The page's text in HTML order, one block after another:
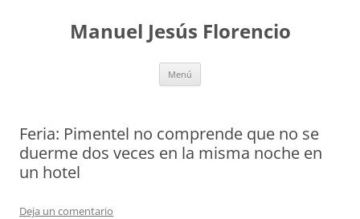
contenidoManuel Jesús Florencio
Menú
Feria: Pimentel no comprende que no se
duerme dos veces en la misma noche en
un hotel
Deja un comentario